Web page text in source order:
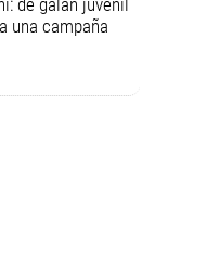
de galán juvenil
una campaña